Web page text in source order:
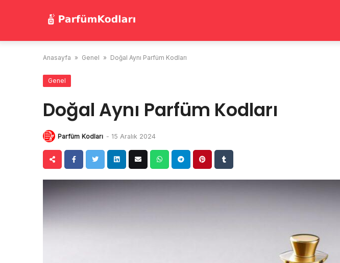
Anasayfa » Genel » Doğal Aynı Parfüm Kodları
Genel
Doğal Aynı Parfüm Kodları
Parfüm Kodları - 15 Aralık 2024